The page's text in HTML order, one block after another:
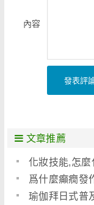
內容
發表評
文章推薦
化妝技能,怎
爲什麼癲癇發
瑜伽拜日式普